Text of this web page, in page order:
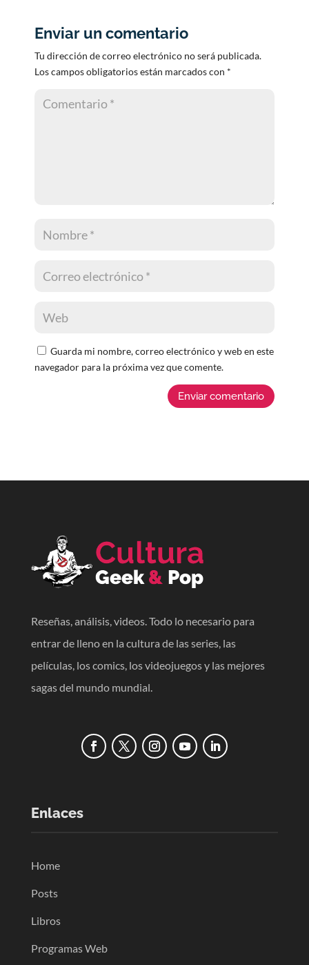
Enviar un comentario
Tu dirección de correo electrónico no será publicada.
Los campos obligatorios están marcados con *
Guarda mi nombre, correo electrónico y web en este
navegador para la próxima vez que comente.
Enviar comentario
Reseñas, análisis, videos. Todo lo necesario para
entrar de lleno en la cultura de las series, las
películas, los comics, los videojuegos y las mejores
sagas del mundo mundial.
Enlaces
Home
Posts
Libros
Programas Web